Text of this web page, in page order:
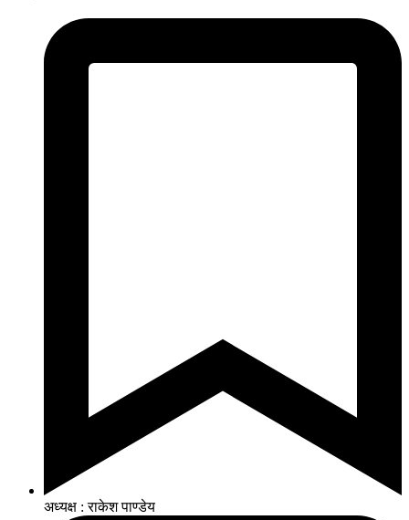
अध्यक्ष : राकेश पाण्डेय